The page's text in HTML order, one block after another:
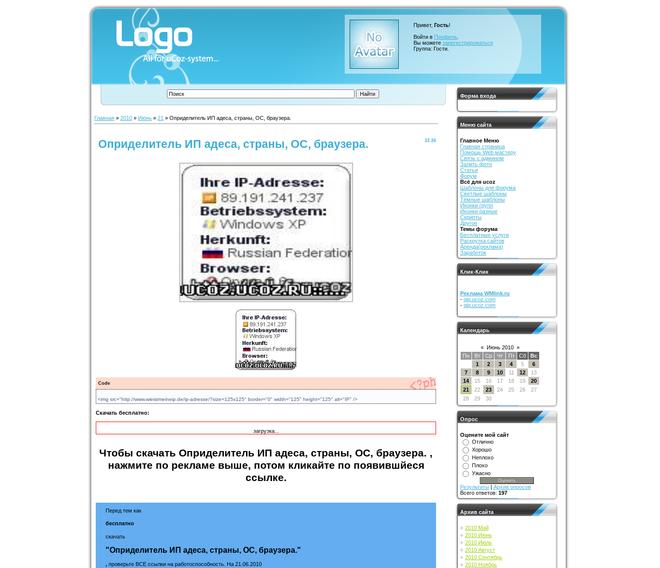
Привет, Гость!
Войти в Профиль
Вы можете зарегестрироваться
Группа: Гости.
Форма входа
Меню сайта
Главное Меню
Главная страница
Помощь Web мастеру
Связь с админом
Залить фото
Статьи
Форум
Всё для ucoz
Шаблоны для форума
Светлые шаблоны
Тёмные шаблоны
Иконки групп
Иконки разные
Скрипты
Другое
Темы форума
Бесплатные услуги
Раскрутка сайтов
Аренда(реклама)
Заработок
Клик-Клик
Реклама WMlink.ru
- qiq.ucoz.com
- qiq.ucoz.com
Календарь
« Июнь 2010 »
Пн
Вт Ср Чт Пт Сб
Вс
1
2 3 4 5
6
7
8 9 10 11 12
13
14
15 16 17 18 19
20
21
22 23 24 25 26
27
28
29 30
Опрос
Оцените мой сайт
Отлично
Хорошо
Неплохо
Плохо
Ужасно
Результаты | Архив опросов
Всего ответов: 197
Архив сайта
2010 Май
2010 Июнь
2010 Июль
2010 Август
2010 Сентябрь
2010 Ноябрь
Главная » 2010 » Июнь » 21 » Оприделитель ИП адеса, страны, ОС, браузера.
22:26
Оприделитель ИП адеса, страны, ОС, браузера.
Code
<img src="http://www.wieistmeineip.de/ip-adresse/?size=125x125" border="0" width="125" height="125" alt="IP" />
Скачать бесплатно:
загрузка...
Чтобы скачать Оприделитель ИП адеса, страны, ОС, браузера. ,
нажмите по рекламе выше, потом кликайте по появившйеся
ссылке.
Перед тем как
бесплатно
скачать
"Оприделитель ИП адеса, страны, ОС, браузера."
, проверьте ВСЕ ссылки на работоспособность. На 21.06.2010